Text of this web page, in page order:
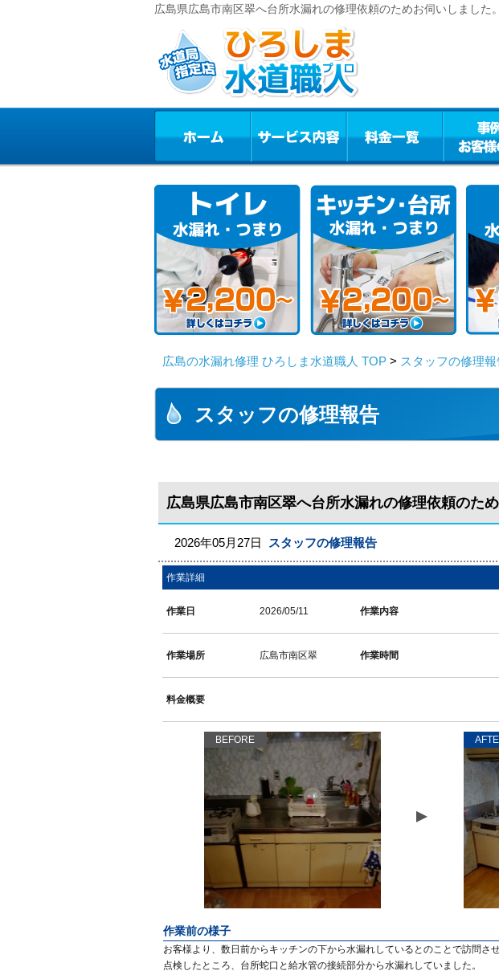
広島県広島市南区翠へ台所水漏れの修理依頼のためお伺いしました
広島の水漏れ修理 ひろしま水道職人 TOP > スタッフの修理報
スタッフの修理報告
広島県広島市南区翠へ台所水漏れの修理依頼のため
2026年05月27日 スタッフの修理報告
作業詳細
作業日 2026/05/11 作業内容
作業場所 広島市南区翠 作業時間
料金概要
BEFORE
作業前の様子
お客様より、数日前からキッチンの下から水漏れしているとのことで訪問さ
点検したところ、台所蛇口と給水管の接続部分から水漏れしていました。